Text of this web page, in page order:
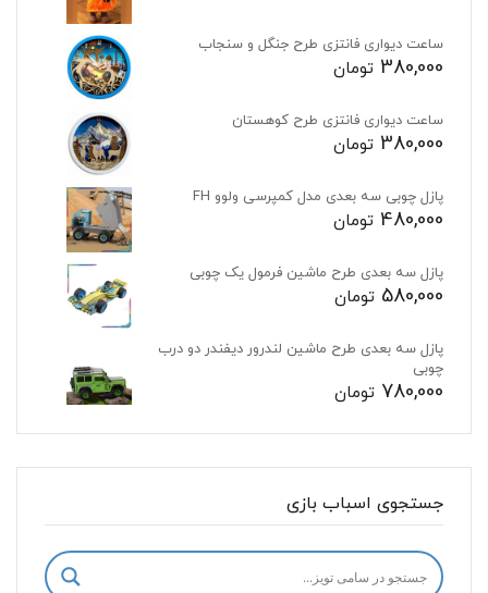
ساعت دیواری فانتزی طرح جنگل و سنجاب
380,000 تومان
ساعت دیواری فانتزی طرح کوهستان
380,000 تومان
پازل چوبی سه بعدی مدل کمپرسی ولوو FH
480,000 تومان
پازل سه بعدی طرح ماشین فرمول یک چوبی
580,000 تومان
پازل سه بعدی طرح ماشین لندرور دیفندر دو درب
چوبی
780,000 تومان
جستجوی اسباب بازی